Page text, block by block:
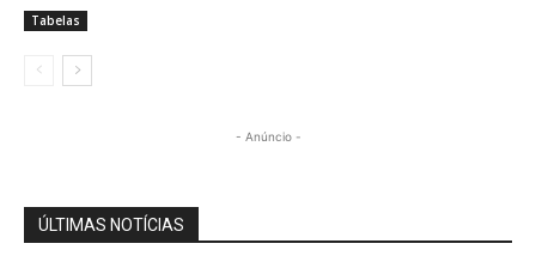
Tabelas
- Anúncio -
ÚLTIMAS NOTÍCIAS